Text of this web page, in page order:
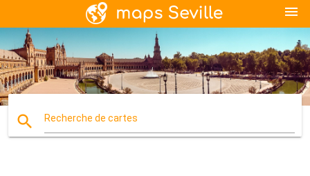
menu
search Recherche de cartes